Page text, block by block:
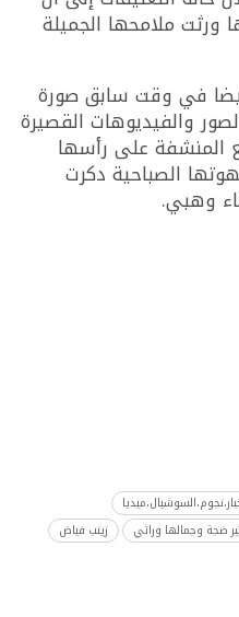
ورثت ملامحها الجميلة
في وقت سابق صورة
والفيديوهات القصيرة
المنشفة على رأسها
الصباحية دكرت
وهبي.
ضجة وجمالها وراثي
زينب فياض